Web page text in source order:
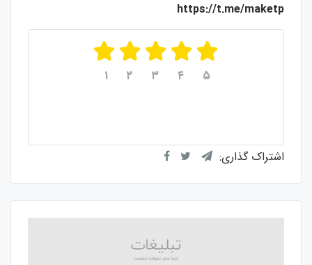
https://t.me/maketp
۱ ۲ ۳ ۴ ۵
اشتراک گذاری: